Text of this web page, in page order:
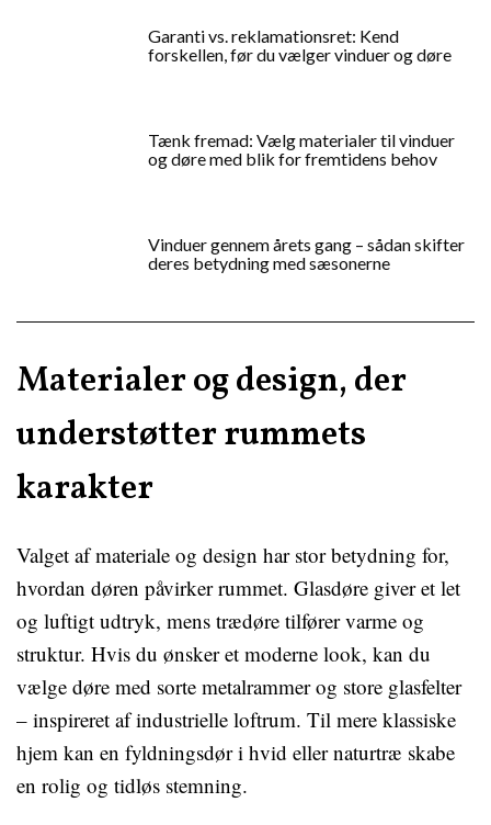
Garanti vs. reklamationsret: Kend
forskellen, før du vælger vinduer og døre
Tænk fremad: Vælg materialer til vinduer
og døre med blik for fremtidens behov
Vinduer gennem årets gang – sådan skifter
deres betydning med sæsonerne
Materialer og design, der
understøtter rummets
karakter
Valget af materiale og design har stor betydning for,
hvordan døren påvirker rummet. Glasdøre giver et let
og luftigt udtryk, mens trædøre tilfører varme og
struktur. Hvis du ønsker et moderne look, kan du
vælge døre med sorte metalrammer og store glasfelter
– inspireret af industrielle loftrum. Til mere klassiske
hjem kan en fyldningsdør i hvid eller naturtræ skabe
en rolig og tidløs stemning.